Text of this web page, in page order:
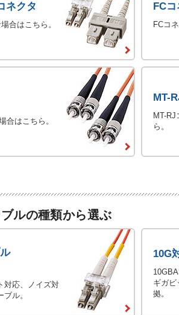
ネクタ
合はこちら。
FCコ
FCコ
合はこちら。
MT-
MT-
ら。
ルの種類から選ぶ
対応、ノイズ対
ル。
10G
ギガビ
拠。